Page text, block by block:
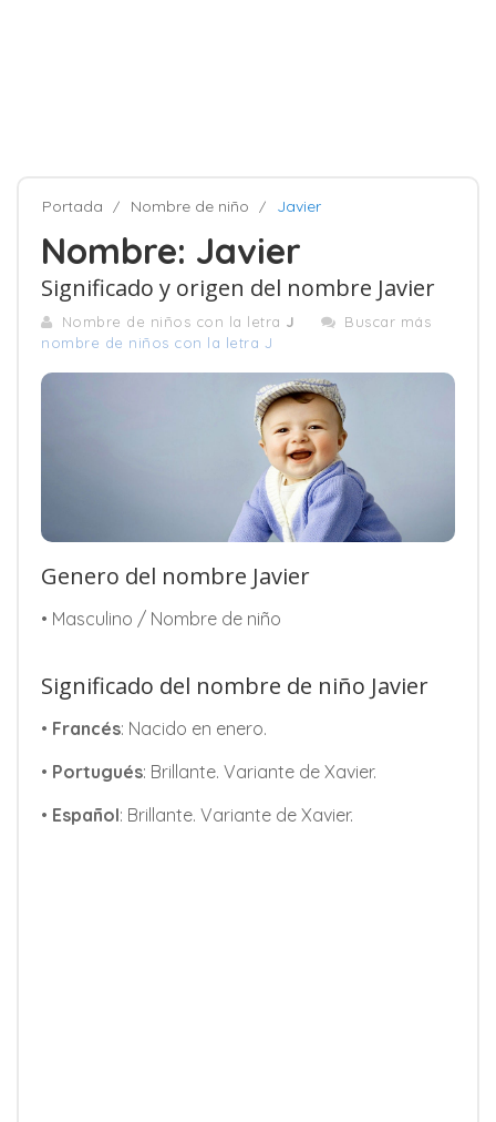
Portada Nombre de niño Javier
Nombre: Javier
Significado y origen del nombre Javier
Nombre de niños con la letra J
Buscar más
nombre de niños con la letra J
Genero del nombre Javier
• Masculino / Nombre de niño
Significado del nombre de niño Javier
• Francés: Nacido en enero.
• Portugués: Brillante. Variante de Xavier.
• Español: Brillante. Variante de Xavier.